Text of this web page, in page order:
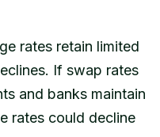
rates retain limited
If swap rates
and banks maintain
rates could decline